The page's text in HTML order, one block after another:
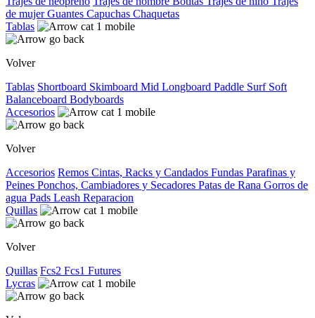
de mujerGuantes Capuchas Chaquetas
Tablas
Volver
Tablas Shortboard Skimboard Mid Longboard Paddle Surf Soft
Balanceboard Bodyboards
Accesorios
Volver
Accesorios Remos Cintas, Racks y Candados Fundas Parafinas y
Peines Ponchos, Cambiadores y Secadores Patas de Rana Gorros de
agua Pads Leash Reparacion
Quillas
Volver
Quillas Fcs2 Fcs1 Futures
Lycras